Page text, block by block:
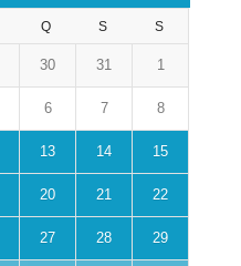
Q S S
30 31 1
6 7 8
13 14 15
20 21 22
27 28 29